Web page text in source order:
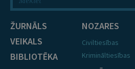
ŽURNĀLS
VEIKALS
BIBLIOTĒKA
NOZARES
Civiltiesības
Krimināltiesības